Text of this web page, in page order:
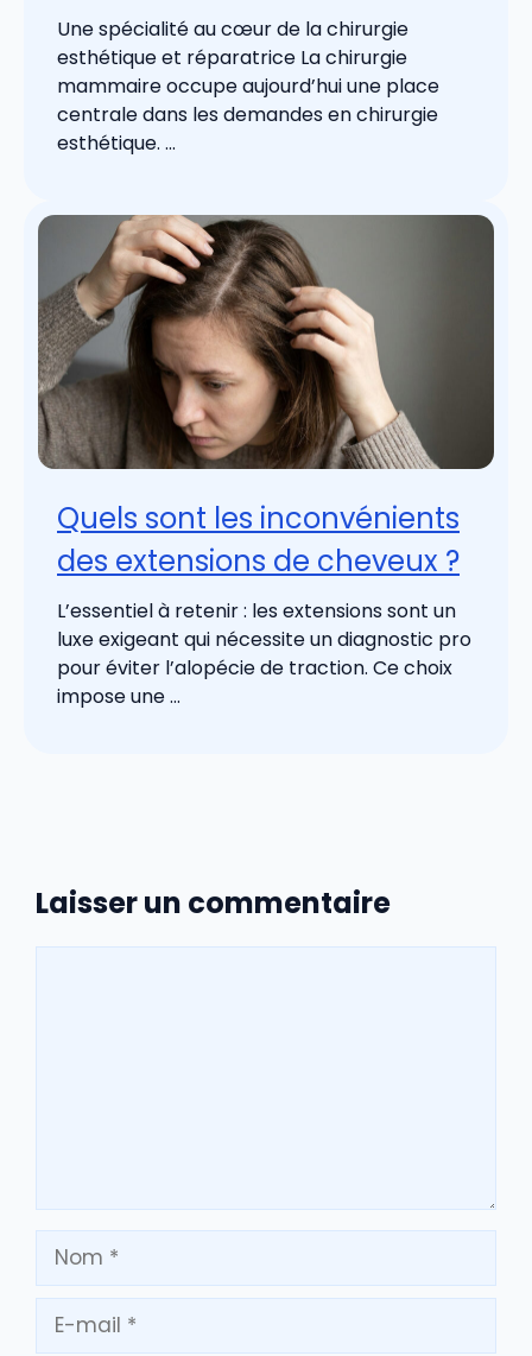
Une spécialité au cœur de la chirurgie
esthétique et réparatrice La chirurgie
mammaire occupe aujourd’hui une place
centrale dans les demandes en chirurgie
esthétique. ...
Quels sont les inconvénients
des extensions de cheveux ?
L’essentiel à retenir : les extensions sont un
luxe exigeant qui nécessite un diagnostic pro
pour éviter l’alopécie de traction. Ce choix
impose une ...
Laisser un commentaire
Nom
mail